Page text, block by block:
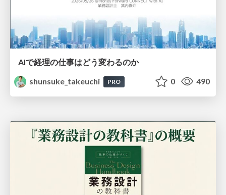
AIで経理の仕事はどう変わるのか
shunsuke_takeuchi
PRO 0 490